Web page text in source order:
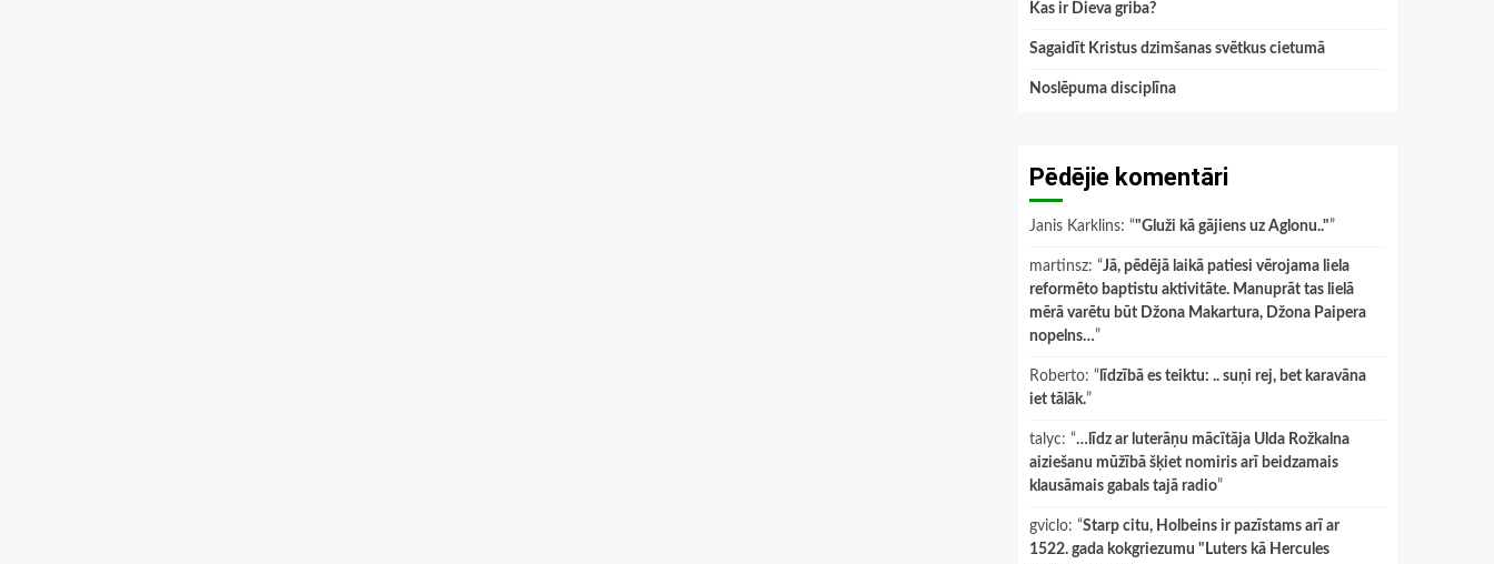
Kas ir Dieva griba?
Sagaidīt Kristus dzimšanas svētkus cietumā
Noslēpuma disciplīna
Pēdējie komentāri
Janis Karklins: “"Gluži kā gājiens uz Aglonu.."”
martinsz: “Jā, pēdējā laikā patiesi vērojama liela
reformēto baptistu aktivitāte. Manuprāt tas lielā
mērā varētu būt Džona Makartura, Džona Paipera
nopelns…”
Roberto: “ līdzībā es teiktu: .. suņi rej, bet karavāna
iet tālāk.”
talyc: “…līdz ar luterāņu mācītāja Ulda Rožkalna
aiziešanu mūžībā šķiet nomiris arī beidzamais
klausāmais gabals tajā radio”
gviclo: “Starp citu, Holbeins ir pazīstams arī ar
1522. gada kokgriezumu "Luters kā Hercules